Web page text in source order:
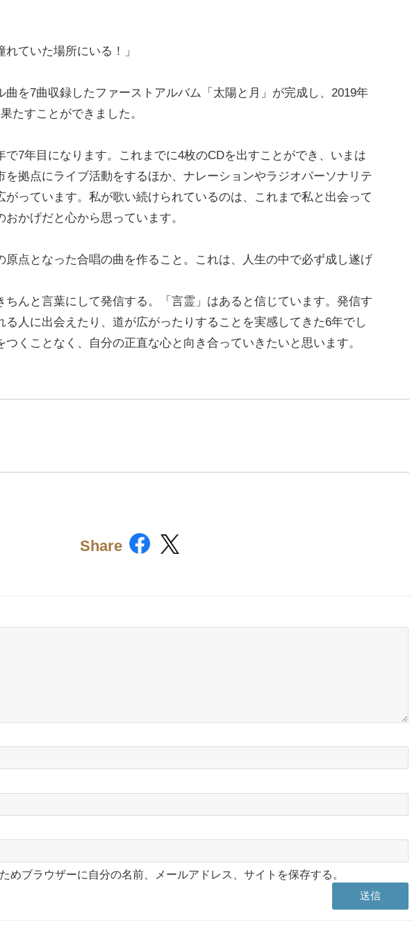
れていた場所にいる！」
曲を7曲収録したファーストアルバム「太陽と月」が完成し、2019年
たすことができました。
で7年目になります。これまでに4枚のCDを出すことができ、いまは
を拠点にライブ活動をするほか、ナレーションやラジオパーソナリテ
がっています。私が歌い続けられているのは、これまで私と出会って
おかげだと心から思っています。
原点となった合唱の曲を作ること。これは、人生の中で必ず成し遂げ
ちんと言葉にして発信する。「言霊」はあると信じています。発信す
る人に出会えたり、道が広がったりすることを実感してきた6年でし
つくことなく、自分の正直な心と向き合っていきたいと思います。
Share
めブラウザーに自分の名前、メールアドレス、サイトを保存する。